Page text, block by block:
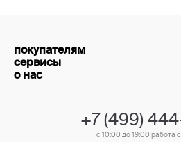
покупателям
сервисы
о нас
+7 (499)
с 10:00 до 19:00 работа